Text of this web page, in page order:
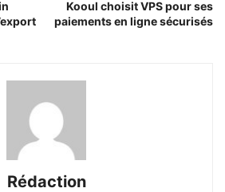
Kooul choisit VPS pour ses
paiements en ligne sécurisés
Rédaction